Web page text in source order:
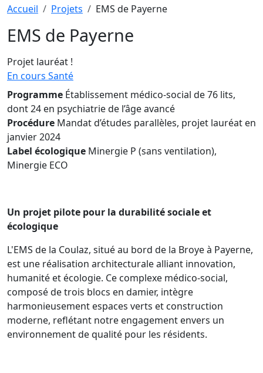
Fil d'Ariane
Accueil Projets EMS de Payerne
EMS de Payerne
Projet lauréat !
En cours Santé
Programme Établissement médico-social de 76 lits,
dont 24 en psychiatrie de l’âge avancé
Procédure Mandat d’études parallèles, projet lauréat en
janvier 2024
Label écologique Minergie P (sans ventilation),
Minergie ECO
Un projet pilote pour la durabilité sociale et
écologique
L'EMS de la Coulaz, situé au bord de la Broye à Payerne,
est une réalisation architecturale alliant innovation,
humanité et écologie. Ce complexe médico-social,
composé de trois blocs en damier, intègre
harmonieusement espaces verts et construction
moderne, reflétant notre engagement envers un
environnement de qualité pour les résidents.